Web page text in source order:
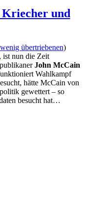
und
übertriebenen)
, ist nun die Zeit
John McCain
Wahlkampf
hätte McCain von
gewettert – so
besucht hat…